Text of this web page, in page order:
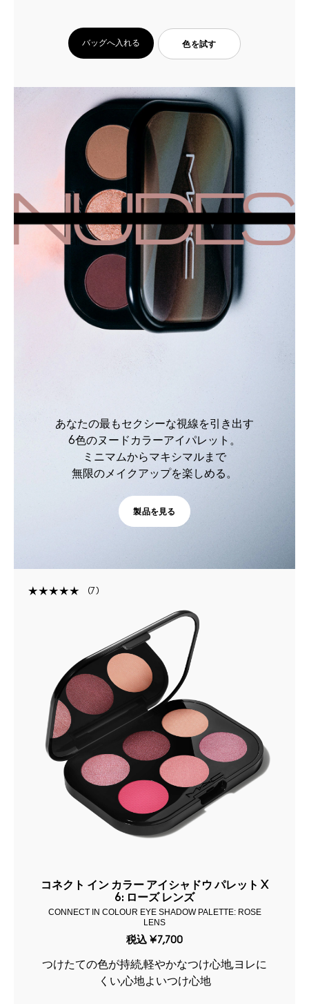
バッグへ入れる 色を試す
あなたの最もセクシーな視線を引き出す
6色のヌードカラーアイパレット。
ミニマムからマキシマルまで
無限のメイクアップを楽しめる。
製品を見る
7
コネクト イン カラー アイシャドウ パレット X
6: ローズ レンズ
CONNECT IN COLOUR EYE SHADOW PALETTE: ROSE
LENS
税込 ¥7,700
つけたての色が持続,軽やかなつけ心地,ヨレに
くい,心地よいつけ心地